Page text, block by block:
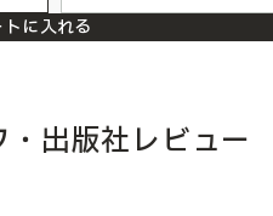
に入れる
出版社レビュー